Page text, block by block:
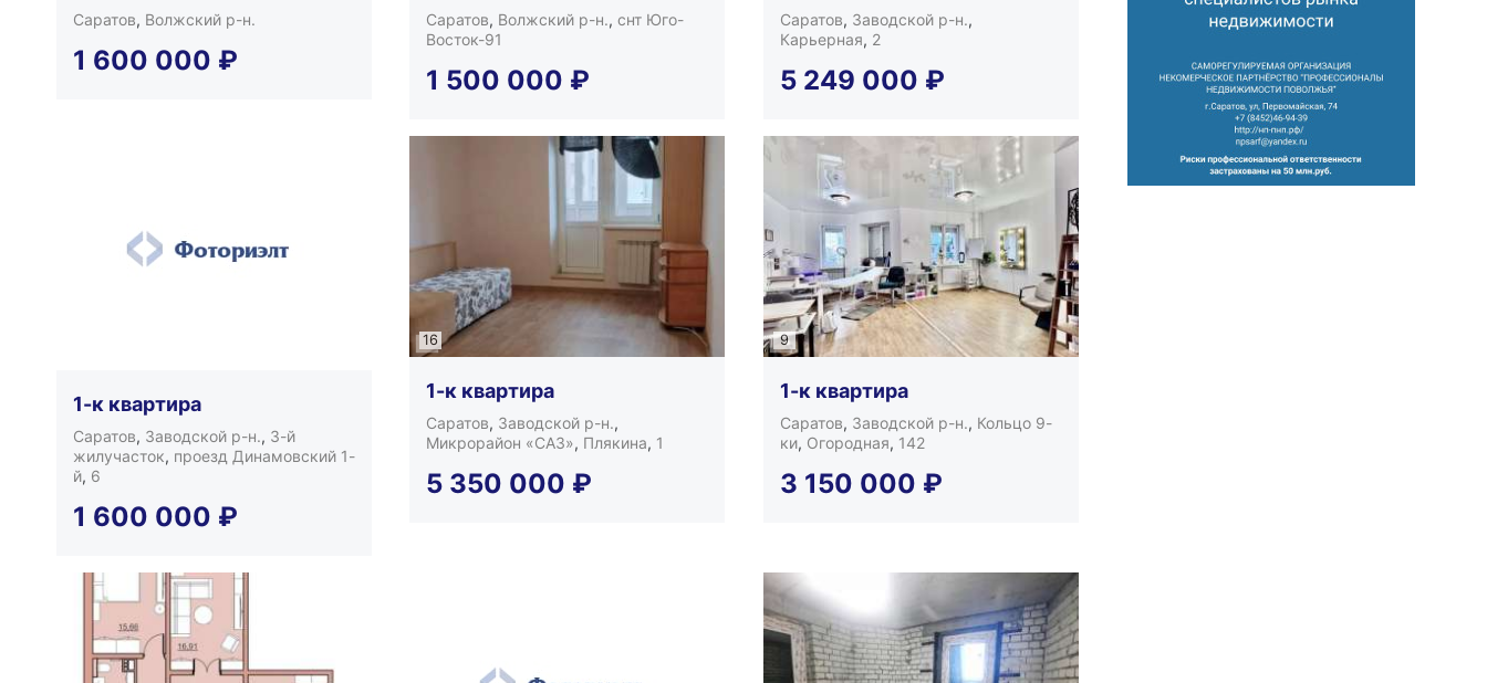
Саратов, Волжский р-н.
1 600 000 ₽
Саратов, Волжский р-н.,снт Юго-
Восток-91
1 500 000 ₽
Саратов, Заводской р-н.,
Карьерная, 2
5 249 000 ₽
1-к квартира
Саратов, Заводской р-н., 3-й
жилучасток, проезд Динамовский 1-
й, 6
1 600 000 ₽
16
1-к квартира
Саратов, Заводской р-н.,
Микрорайон «САЗ», Плякина, 1
5 350 000 ₽
9
1-к квартира
Саратов, Заводской р-н., Кольцо 9-
ки, Огородная, 142
3 150 000 ₽